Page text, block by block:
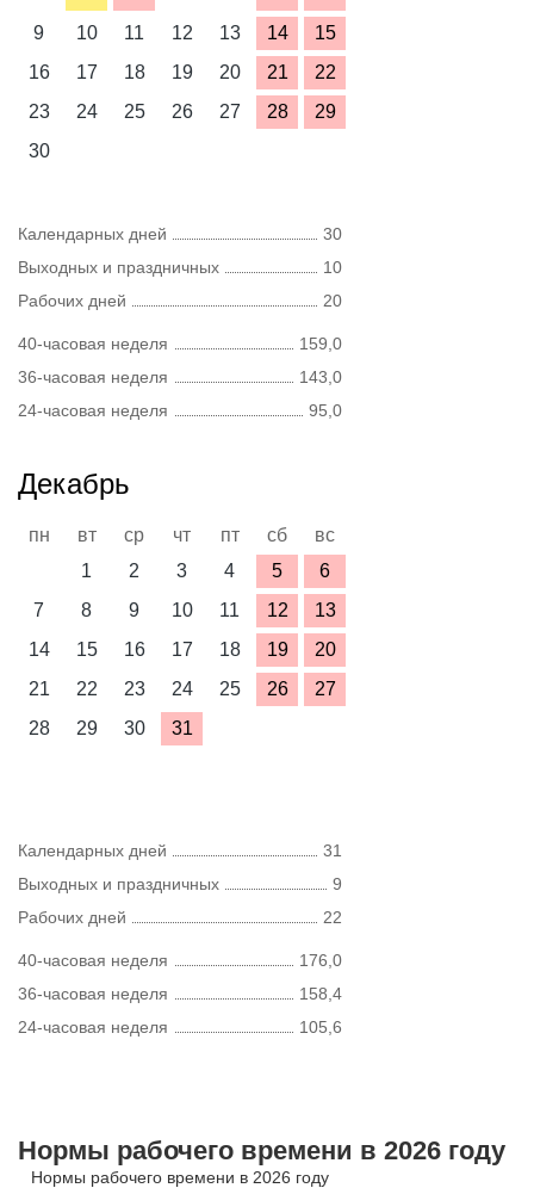
9
10 11 12 13 14
15
16
17 18 19 20 21
22
23
24 25 26 27 28
29
30
Календарных дней
30
Выходных и праздничных
10
Рабочих дней
20
40-часовая неделя
159,0
36-часовая неделя
143,0
24-часовая неделя
95,0
Декабрь
пн вт ср чт пт сб
вс
1
2 3 4 5
6
7
8 9 10 11 12
13
14
15 16 17 18 19
20
21
22 23 24 25 26
27
28
29 30 31
Календарных дней
31
Выходных и праздничных
9
Рабочих дней
22
40-часовая неделя
176,0
36-часовая неделя
158,4
24-часовая неделя
105,6
Нормы рабочего времени в 2026 году
Нормы рабочего времени в 2026 году